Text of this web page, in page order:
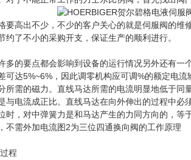
要高出不少，不少的客户关心的就是伺服阀的
了不小的采购开支，保证生产的顺利进行。
多的要点都会影响到设备的运行情况另外还有
可达5%~6%，因此调零机构应可调%的额定电
所需的磁力。直线马达所需的电流明显地低于
与电流成正比。直线马达在向外伸出的过程中
时，对中弹簧力是和马达产生的力同方向的，
不需外加电流图2为三位四通换向阀的工作原理
程